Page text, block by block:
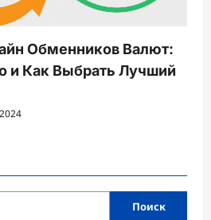
Обменников Валют:
и Как Выбрать Лучший
Поиск